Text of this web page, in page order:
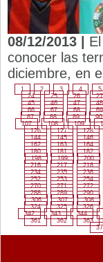
08/12/2013 |
conocer las
diciembre, en
1 2 3 4 5
24
25 26 27
45
46 47 48
66
67 68 69
87
88 89 90
107
108 109
126
127 128
144
145 146
162
163 164
180
181 182
198
199 200
216
217 218
234
235 236
252
253 254
270
271 272
288
289 290
306
307 308
324
325 326
342
343 344
361
362 363